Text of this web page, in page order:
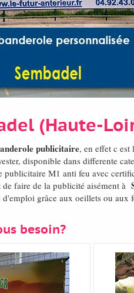
(Haute-
publicitaire, en effet c
disponible dans differente
M1 anti feu avec
faire de la publicité aisément à
grâce aux oeillets ou aux
besoin?